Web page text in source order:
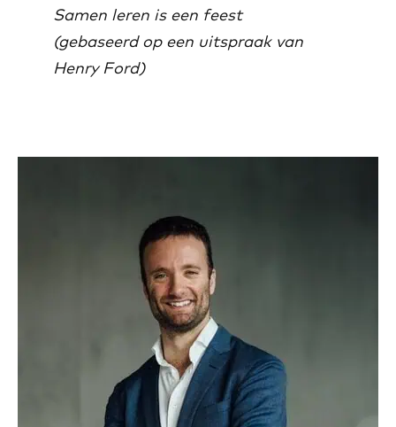
Samen leren is een feest
(gebaseerd op een uitspraak van
Henry Ford)